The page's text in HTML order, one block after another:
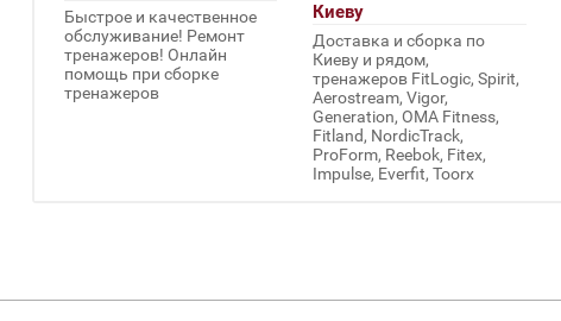
Быстрое и качественное
обслуживание! Ремонт
тренажеров! Онлайн
помощь при сборке
тренажеров
Киеву
Доставка и сборка по
Киеву и рядом,
тренажеров FitLogic, Spirit,
Aerostream, Vigor,
Generation, OMA Fitness,
Fitland, NordicTrack,
ProForm, Reebok, Fitex,
Impulse, Everfit, Toorx